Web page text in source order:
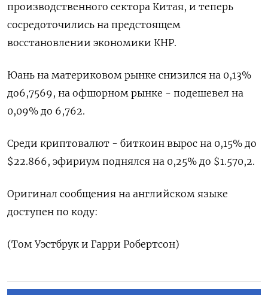
производственного сектора Китая, и теперь
сосредоточились на предстоящем
восстановлении экономики КНР.
Юань на материковом рынке снизился на 0,13%
до​ 6,7569​, на офшорном рынке - подешевел на
0,09% до 6,762.
Среди криптовалют - биткоин вырос на 0,15% до
$22.866, эфириум поднялся на 0,25% до $1.570,2.
Оригинал сообщения на английском языке
доступен по коду:
(Том Уэстбрук и Гарри Робертсон)